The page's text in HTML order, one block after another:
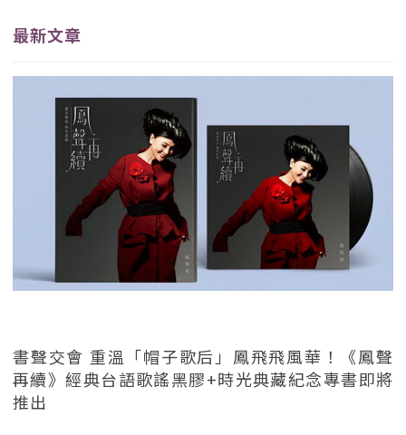
最新文章
書聲交會 重溫「帽子歌后」鳳飛飛風華！《鳳聲
再續》經典台語歌謠黑膠+時光典藏紀念專書即將
推出